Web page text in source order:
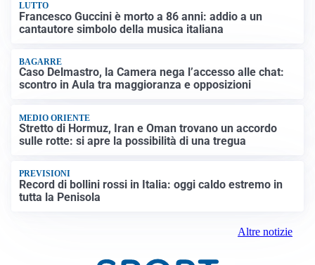
LUTTO
Francesco Guccini è morto a 86 anni: addio a un
cantautore simbolo della musica italiana
BAGARRE
Caso Delmastro, la Camera nega l’accesso alle chat:
scontro in Aula tra maggioranza e opposizioni
MEDIO ORIENTE
Stretto di Hormuz, Iran e Oman trovano un accordo
sulle rotte: si apre la possibilità di una tregua
PREVISIONI
Record di bollini rossi in Italia: oggi caldo estremo in
tutta la Penisola
Altre notizie